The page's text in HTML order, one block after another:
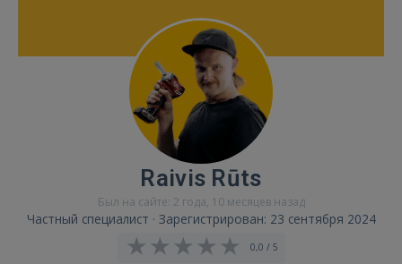
Raivis Rūts
Был на сайте: 2 года, 10 месяцев назад
Частный специалист · Зарегистрирован: 23 сентября 2024
0,0 / 5